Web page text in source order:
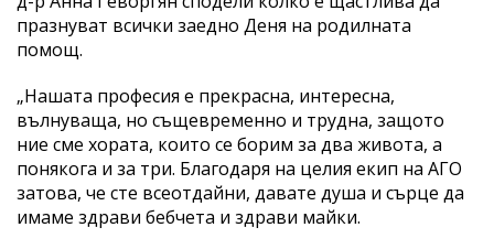
празнуват всички заедно Деня на родилната
помощ.
„Нашата професия е прекрасна, интересна,
вълнуваща, но същевременно и трудна, защото
ние сме хората, които се борим за два живота, а
понякога и за три. Благодаря на целия екип на АГО
затова, че сте всеотдайни, давате душа и сърце да
имаме здрави бебчета и здрави майки.